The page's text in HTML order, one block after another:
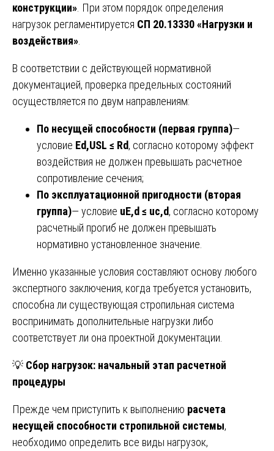
конструкции» . При этом порядок определения
нагрузок регламентируется СП 20.13330 «Нагрузки и
воздействия»
В соответствии с действующей нормативной
документацией, проверка предельных состояний
осуществляется по двум направлениям:
По несущей способности (первая группа)—
условие Ed,USL ≤ Rd, согласно которому эффект
воздействия не должен превышать расчетное
сопротивление сечения;
По эксплуатационной пригодности (вторая
группа)— условие uE,d ≤ uc,d, согласно которому
расчетный прогиб не должен превышать
нормативно установленное значение.
Именно указанные условия составляют основу любого
экспертного заключения, когда требуется установить,
способна ли существующая стропильная система
воспринимать дополнительные нагрузки либо
соответствует ли она проектной документации.
💡 Сбор нагрузок: начальный этап расчетной
процедуры
Прежде чем приступить к выполнению расчета
несущей способности стропильной системы,
необходимо определить все виды нагрузок,